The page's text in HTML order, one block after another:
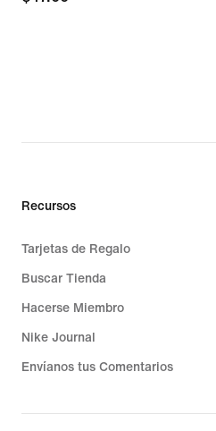
Recursos
Tarjetas de Regalo
Buscar Tienda
Hacerse Miembro
Nike Journal
Envíanos tus Comentarios